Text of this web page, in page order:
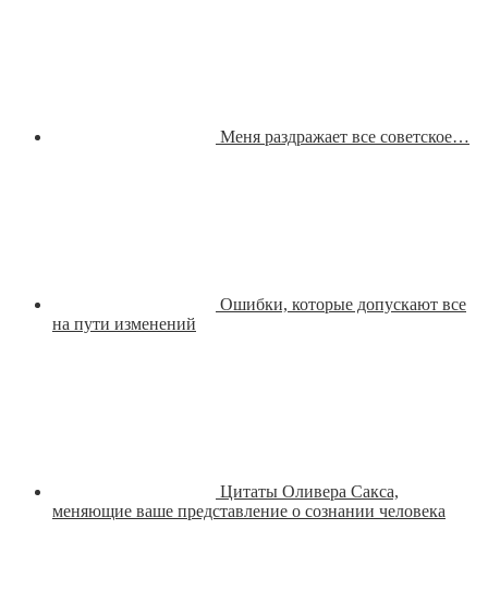
Меня раздражает все советское…
Ошибки, которые допускают все
на пути изменений
Цитаты Оливера Сакса,
меняющие ваше представление о сознании человека